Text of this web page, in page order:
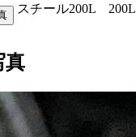
スチール200L 200L
真